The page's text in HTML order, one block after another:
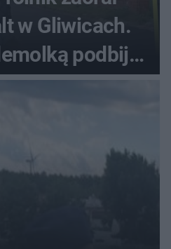
w Gliwicach.
podbija